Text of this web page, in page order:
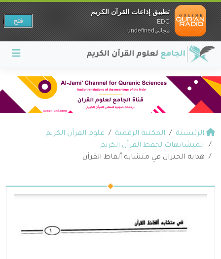
الرئيسية المكتبة الرقمية
علوم القرآن الكريم
المتشابهات لحفظ القرآن الكريم
هداية الحيران في متشابه ألفاظ القرآن
تطبيق إذاعات القرآن الكريم
EDC
مجانيundefined
فتح